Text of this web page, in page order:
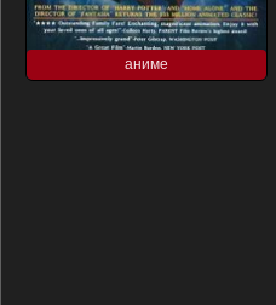
аниме